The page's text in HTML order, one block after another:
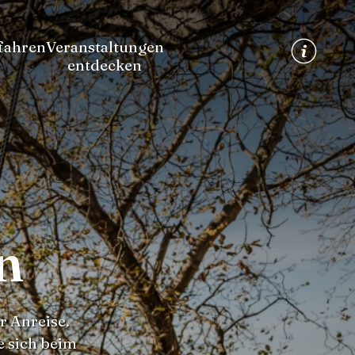
Veranstaltungen
entdecken
Anreise.
sich beim